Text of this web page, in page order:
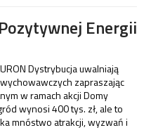
Energii
Dystrybucja uwalniają
zapraszając
w ramach akcji Domy
wynosi 400 tys. zł, ale to
mnóstwo atrakcji, wyzwań i